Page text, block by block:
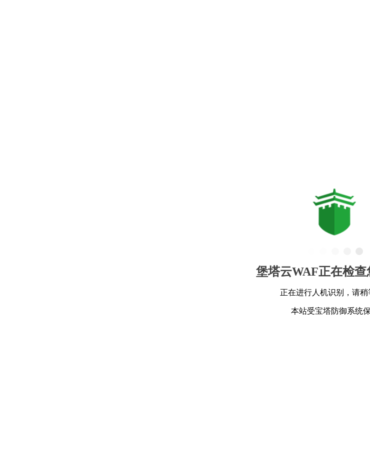
堡塔云WAF正在检查
正在进行人机识别，请稍
本站受宝塔防御系统